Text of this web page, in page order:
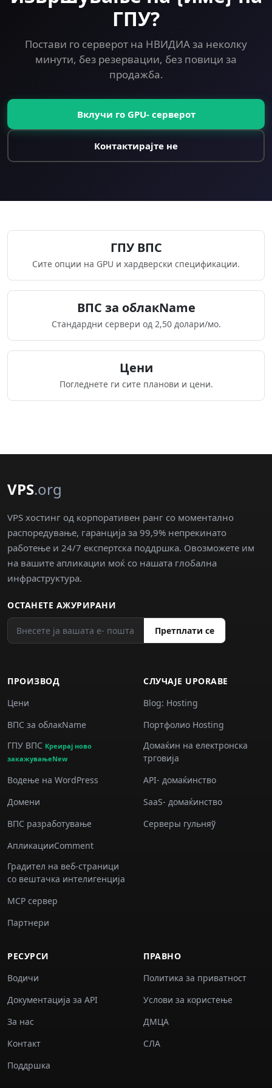
ГПУ?
Постави го серверот на НВИДИА за неколку
минути, без резервации, без повици за
продажба.
Вклучи го GPU- серверот
Контактирајте не
ГПУ ВПС
Сите опции на GPU и хардверски спецификации.
ВПС за облакName
Стандардни сервери од 2,50 долари/мо.
Цени
Погледнете ги сите планови и цени.
VPS.org
VPS хостинг од корпоративен ранг со моментално
распоредување, гаранција за 99,9% непрекинато
работење и 24/7 експертска поддршка. Овозможете им
на вашите апликации моќ со нашата глобална
инфраструктура.
ОСТАНЕТЕ АЖУРИРАНИ
Претплати се
ПРОИЗВОД
Цени
ВПС за облакName
ГПУ ВПС Креирај ново
закажувањеNew
Водење на WordPress
Домени
ВПС разработување
АпликацииComment
Градител на веб-страници
со вештачка интелигенција
MCP сервер
Партнери
СЛУЧАJE UPORABE
Blog: Hosting
Портфолио Hosting
Домаќин на електронска
трговија
API- домаќинство
SaaS- домаќинство
Серверы гульняў
РЕСУРСИ
Водичи
Документација за API
За нас
Контакт
Поддршка
ПРАВНО
Политика за приватност
Услови за користење
ДМЦА
СЛА